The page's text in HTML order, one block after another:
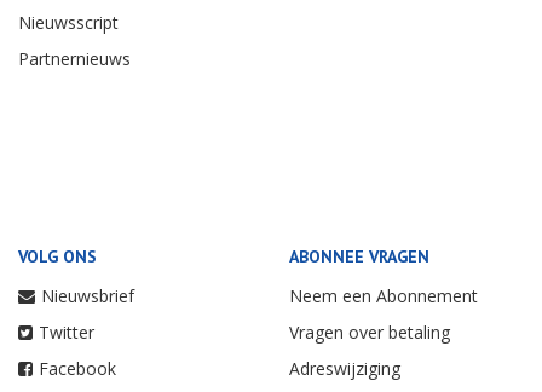
Nieuwsscript
Partnernieuws
VOLG ONS
Nieuwsbrief
Twitter
Facebook
ABONNEE VRAGEN
Neem een Abonnement
Vragen over betaling
Adreswijziging